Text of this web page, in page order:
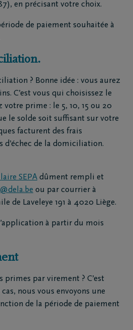
en précisant votre choix.
de paiement souhaitée à
? Bonne idée : vous aurez
C’est vous qui choisissez le
prime : le 5, 10, 15 ou 20
le solde soit suffisant sur votre
facturent des frais
d’échec de la domiciliation.
SEPA dûment rempli et
ou par courrier à
de Laveleye 191 à 4020 Liège.
à partir du mois
primes par virement ? C’est
nous vous envoyons une
de la période de paiement